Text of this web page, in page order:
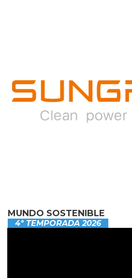
MUNDO SOSTENIBLE
4ª TEMPORADA 2026